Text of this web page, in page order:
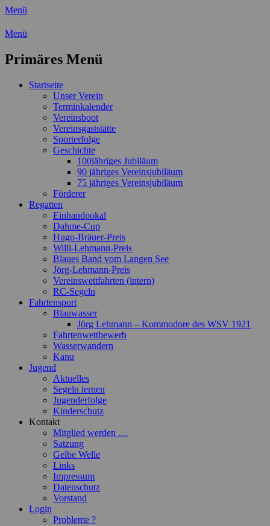
Menü
Wassersport-Verein 1921 e.V.
Freizeit mit der ganzen Familie
Menü
Primäres Menü
Zum
Startseite
Unser Verein
Terminkalender
Vereinsboot
Vereinsgaststätte
Sporterfolge
Geschichte
100jähriges Jubiläum
90 jähriges Vereinsjubiläum
75 jähriges Vereinsjubiläum
Förderer
Regatten
Einhandpokal
Dahme-Cup
Hugo-Bräuer-Preis
Willi-Lehmann-Preis
Blaues Band vom Langen See
Jörg-Lehmann-Preis
Vereinswettfahrten (intern)
RC-Segeln
Fahrtensport
Blauwasser
Jörg Lehmann – Kommodore des WSV 1921
Fahrtenwettbewerb
Wasserwandern
Kanu
Jugend
Aktuelles
Segeln lernen
Jugenderfolge
Kinderschutz
Kontakt
Mitglied werden …
Satzung
Gelbe Welle
Links
Impressum
Datenschutz
Vorstand
Login
Probleme ?